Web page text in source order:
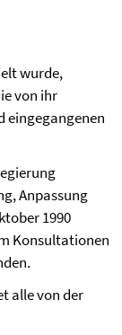
wurde,
von ihr
eingegangenen
Anpassung
1990
Konsultationen
alle von der